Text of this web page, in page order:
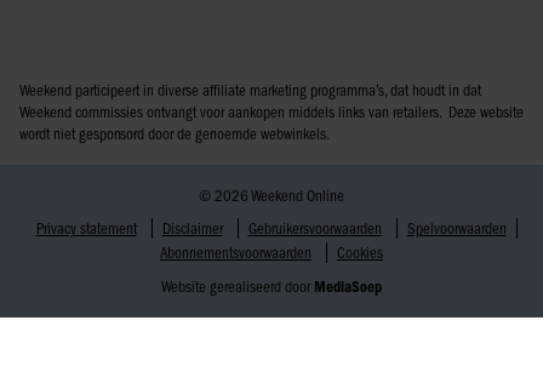
Weekend participeert in diverse affiliate marketing programma’s, dat houdt in dat
Weekend commissies ontvangt voor aankopen middels links van retailers. Deze website
wordt niet gesponsord door de genoemde webwinkels.
© 2026 Weekend Online
Privacy statement
Disclaimer Gebruikersvoorwaarden
Spelvoorwaarden
Abonnementsvoorwaarden
Cookies
Website gerealiseerd door MediaSoep